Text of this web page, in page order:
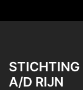
STICHTING
A/D RIJN